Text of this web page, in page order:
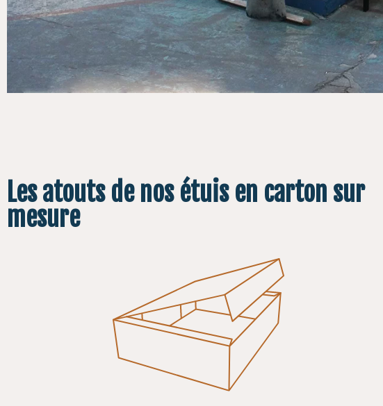
Les atouts de nos étuis en carton sur
mesure